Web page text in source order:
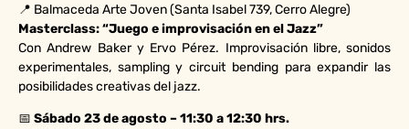
📍 Balmaceda Arte Joven (Santa Isabel 739, Cerro Alegre)
Masterclass: “Juego e improvisación en el Jazz”
Con Andrew Baker y Ervo Pérez. Improvisación libre, sonidos
experimentales, sampling y circuit bending para expandir las
posibilidades creativas del jazz.
📅 Sábado 23 de agosto – 11:30 a 12:30 hrs.